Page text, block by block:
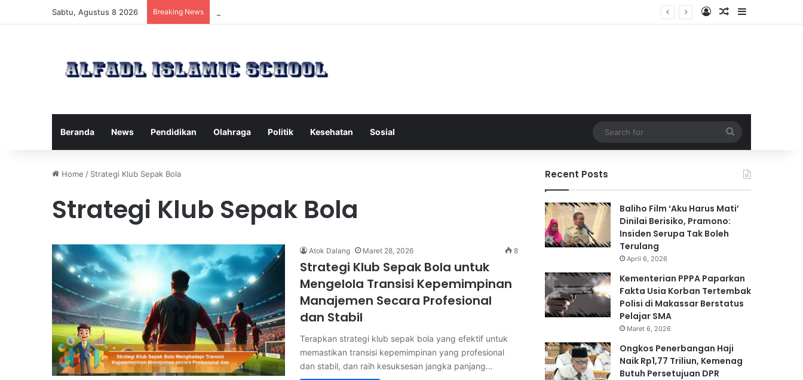
Sabtu, Agustus 8 2026 Breaking News Log InRandom Article
Sidebar
Beranda News Pendidikan Olahraga Politik Kesehatan Sosial
for
Home / Strategi Klub Sepak Bola
Strategi Klub Sepak Bola
Atok Dalang Maret 28, 2026 8
Strategi Klub Sepak Bola untuk
Mengelola Transisi Kepemimpinan
Manajemen Secara Profesional
dan Stabil
Terapkan strategi klub sepak bola yang efektif untuk
memastikan transisi kepemimpinan yang profesional
dan stabil, dan raih kesuksesan jangka panjang…
Recent Posts
Baliho Film ‘Aku Harus Mati’
Dinilai Berisiko, Pramono:
Insiden Serupa Tak Boleh
Terulang
April 6, 2026
Kementerian PPPA Paparkan
Fakta Usia Korban Tertembak
Polisi di Makassar Berstatus
Pelajar SMA
Maret 6, 2026
Ongkos Penerbangan Haji
Naik Rp1,77 Triliun, Kemenag
Butuh Persetujuan DPR